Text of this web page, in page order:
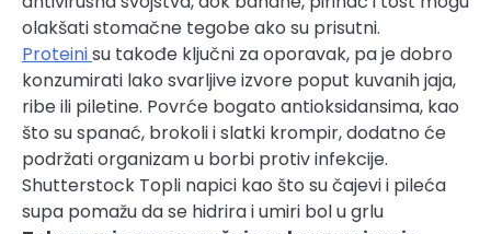
olakšati stomačne tegobe ako su prisutni.
Proteinisu takođe ključni za oporavak, pa je dobro
konzumirati lako svarljive izvore poput kuvanih jaja,
ribe ili piletine. Povrće bogato antioksidansima, kao
što su spanać, brokoli i slatki krompir, dodatno će
podržati organizam u borbi protiv infekcije.
Shutterstock Topli napici kao što su čajevi i pileća
supa pomažu da se hidrira i umiri bol u grlu